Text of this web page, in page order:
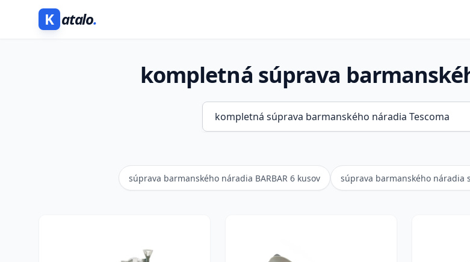
K atalo.
kompletná súprava
súprava barmanského náradia BARBAR 6 kusov súprava barmanského náradia